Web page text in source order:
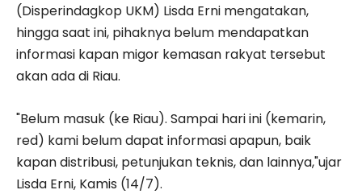
(Disperindagkop UKM) Lisda Erni mengatakan,
hingga saat ini, pihaknya belum mendapatkan
informasi kapan migor kemasan rakyat tersebut
akan ada di Riau.
"Belum masuk (ke Riau). Sampai hari ini (kemarin,
red) kami belum dapat informasi apapun, baik
kapan distribusi, petunjukan teknis, dan lainnya,"ujar
Lisda Erni, Kamis (14/7).